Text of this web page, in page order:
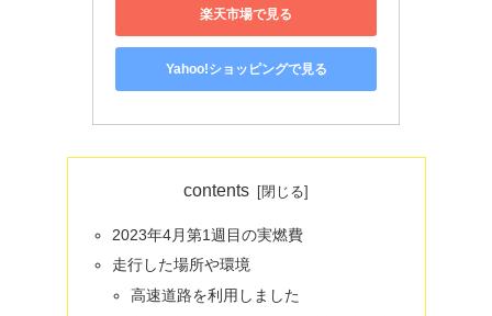
楽天市場で見る
Yahoo!ショッピングで見る
contents
2023年4月第1週目の実燃費
走行した場所や環境
高速道路を利用しました